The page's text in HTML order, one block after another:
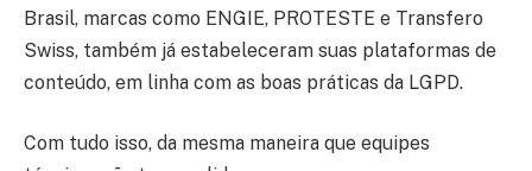
Brasil, marcas como ENGIE, PROTESTE e Transfero
Swiss, também já estabeleceram suas plataformas de
conteúdo, em linha com as boas práticas da LGPD.
Com tudo isso, da mesma maneira que equipes